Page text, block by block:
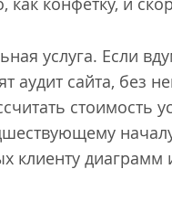
услуга. Если
сайта, без
стоимость
клиенту